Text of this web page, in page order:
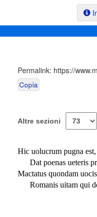
Permalink: https://
Copia
Altre sezioni
Hic uolucrum pugna
Dat poenas ueteris
Mactatus quondam
Romanis uitam qui